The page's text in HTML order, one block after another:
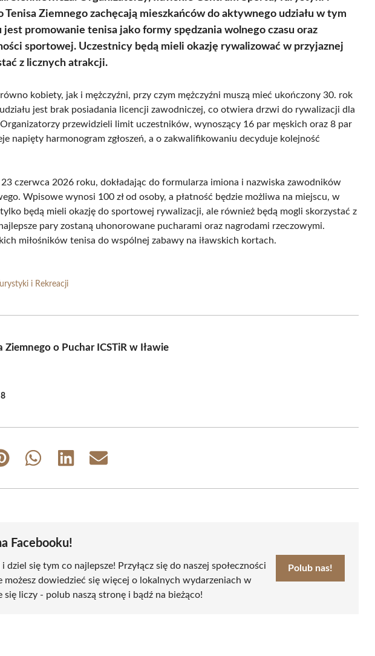
Tenisa Ziemnego zachęcają mieszkańców do aktywnego udziału w tym
promowanie tenisa jako formy spędzania wolnego czasu oraz
sportowej. Uczestnicy będą mieli okazję rywalizować w przyjaznej
z licznych atrakcji.
kobiety, jak i mężczyźni, przy czym mężczyźni muszą mieć ukończony 30. rok
jest brak posiadania licencji zawodniczej, co otwiera drzwi do rywalizacji dla
przewidzieli limit uczestników, wynoszący 16 par męskich oraz 8 par
napięty harmonogram zgłoszeń, a o zakwalifikowaniu decyduje kolejność
23 czerwca 2026 roku, dokładając do formularza imiona i nazwiska zawodników
Wpisowe wynosi 100 zł od osoby, a płatność będzie możliwa na miejscu, w
będą mieli okazję do sportowej rywalizacji, ale również będą mogli skorzystać z
pary zostaną uhonorowane pucharami oraz nagrodami rzeczowymi.
miłośników tenisa do wspólnej zabawy na iławskich kortach.
i Rekreacji
Ziemnego o Puchar ICSTiR w Iławie
8
Share
Share
Share
Share
Facebooku!
się tym co najlepsze! Przyłącz się do naszej społeczności
możesz dowiedzieć się więcej o lokalnych wydarzeniach w
się liczy - polub naszą stronę i bądź na bieżąco!
Polub nas!